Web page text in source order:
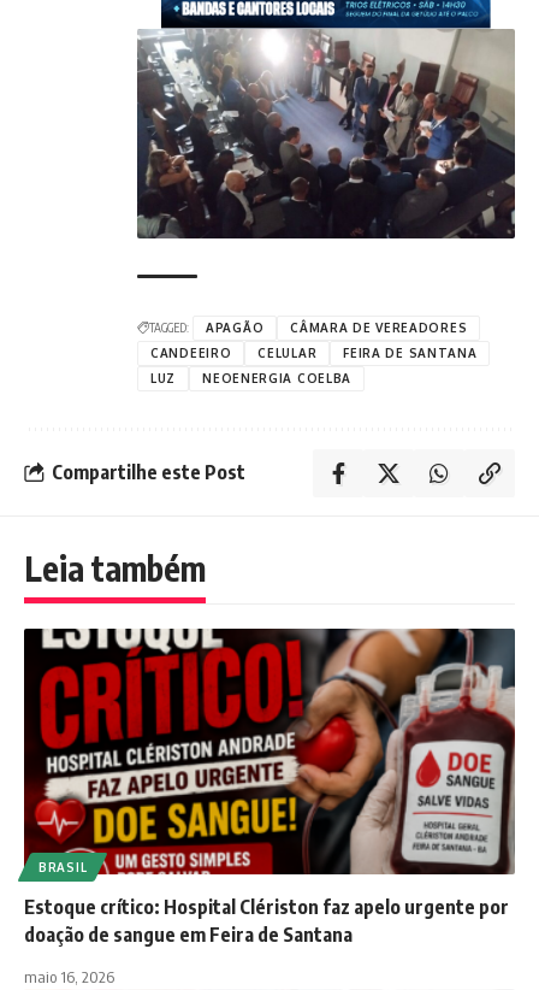
TAGGED: APAGÃO
CÂMARA DE VEREADORES
CANDEEIRO
CELULAR
FEIRA DE SANTANA
LUZ
NEOENERGIA COELBA
Compartilhe este Post
Leia também
BRASIL
Estoque crítico: Hospital Clériston faz apelo urgente por
doação de sangue em Feira de Santana
maio 16, 2026